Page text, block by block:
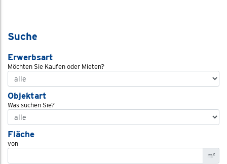
Suche
Erwerbsart
Möchten Sie Kaufen oder Mieten?
Objektart
Was suchen Sie?
Fläche
von
m²